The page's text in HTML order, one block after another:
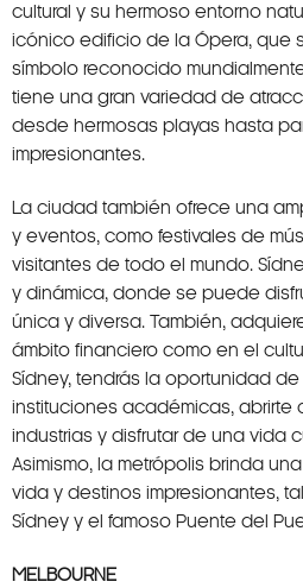
cultural y su hermoso entorno
icónico edificio de la Ópera, que
símbolo reconocido
tiene una gran variedad de
desde hermosas playas hasta
impresionantes.
La ciudad también ofrece una
y eventos, como festivales de
visitantes de todo el mundo.
y dinámica, donde se puede
única y diversa. También,
ámbito financiero como en el
Sídney, tendrás la oportunidad
instituciones académicas, abrirte
industrias y disfrutar de una vida
Asimismo, la metrópolis brinda
vida y destinos impresionantes,
Sídney y el famoso Puente del
MELBOURNE